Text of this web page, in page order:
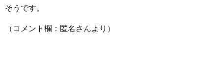
そうです。
（コメント欄：匿名さんより）